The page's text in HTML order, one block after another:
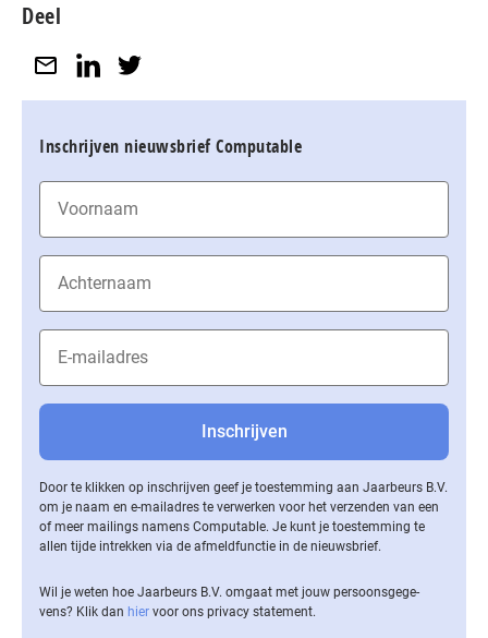
Deel
Inschrijven nieuwsbrief Computable
Door te klikken op inschrijven geef je toestemming aan Jaarbeurs B.V.
om je naam en e-mailadres te verwerken voor het verzenden van een
of meer mailings namens Computable. Je kunt je toestemming te
allen tijde intrekken via de af­meld­func­tie in de nieuwsbrief.
Wil je weten hoe Jaarbeurs B.V. omgaat met jouw per­soons­ge­ge­
vens? Klik dan hier voor ons privacy statement.